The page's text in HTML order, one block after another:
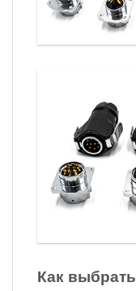
Как выбрать